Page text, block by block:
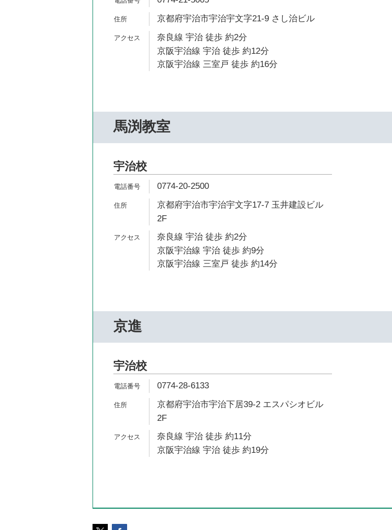
京都府宇治市宇治宇文字21-9 さし治ビル
奈良線 宇治 徒歩 約2分
京阪宇治線 宇治 徒歩 約12分
京阪宇治線 三室戸 徒歩 約16分
馬渕教室
宇治校
0774-20-2500
京都府宇治市宇治宇文字17-7 玉井建設ビル
2F
奈良線 宇治 徒歩 約2分
京阪宇治線 宇治 徒歩 約9分
京阪宇治線 三室戸 徒歩 約14分
京進
宇治校
0774-28-6133
京都府宇治市宇治下居39-2 エスパシオビル
2F
奈良線 宇治 徒歩 約11分
京阪宇治線 宇治 徒歩 約19分